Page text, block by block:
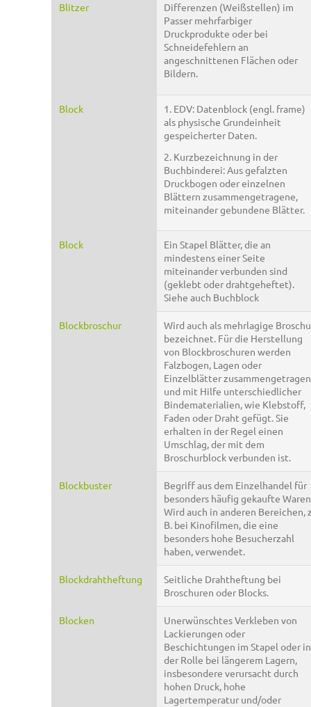
Blitzer
Differenzen (Weißstellen) im
Passer mehrfarbiger
Druckprodukte oder bei
Schneidefehlern an
angeschnittenen Flächen oder
Bildern.
Block
1. EDV: Datenblock (engl. frame)
als physische Grundeinheit
gespeicherter Daten.
2. Kurzbezeichnung in der
Buchbinderei: Aus gefalzten
Druckbogen oder einzelnen
Blättern zusammengetragene,
miteinander gebundene Blätter.
Block
Ein Stapel Blätter, die an
mindestens einer Seite
miteinander verbunden sind
(geklebt oder drahtgeheftet).
Siehe auch Buchblock
Blockbroschur
Wird auch als mehrlagige
bezeichnet. Für die Herstellung
von Blockbroschuren werden
Falzbogen, Lagen oder
Einzelblätter zusammengetragen
und mit Hilfe unterschiedlicher
Bindematerialien, wie Klebstoff,
Faden oder Draht gefügt. Sie
erhalten in der Regel einen
Umschlag, der mit dem
Broschurblock verbunden ist.
Blockbuster
Begriff aus dem Einzelhandel für
besonders häufig gekaufte
Wird auch in anderen Bereichen,
B. bei Kinofilmen, die eine
besonders hohe Besucherzahl
haben, verwendet.
Blockdrahtheftung
Seitliche Drahtheftung bei
Broschuren oder Blocks.
Blocken
Unerwünschtes Verkleben von
Lackierungen oder
Beschichtungen im Stapel oder in
der Rolle bei längerem Lagern,
insbesondere verursacht durch
hohen Druck, hohe
Lagertemperatur und/oder